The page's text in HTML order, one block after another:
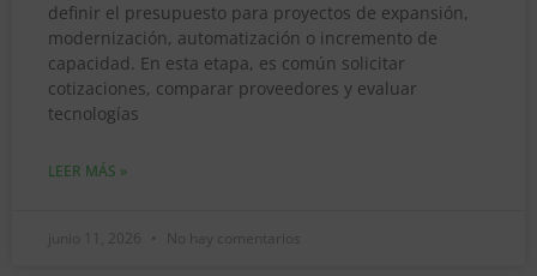
definir el presupuesto para proyectos de expansión,
modernización, automatización o incremento de
capacidad. En esta etapa, es común solicitar
cotizaciones, comparar proveedores y evaluar
tecnologías
LEER MÁS »
junio 11, 2026 No hay comentarios